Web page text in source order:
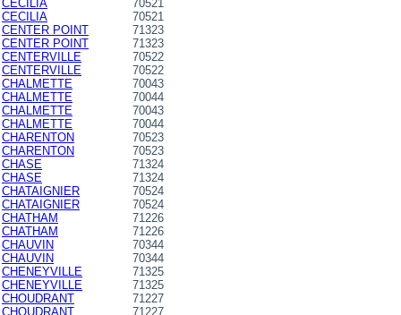
CECILIA
70521
CECILIA
70521
CENTER POINT
71323
CENTER POINT
71323
CENTERVILLE
70522
CENTERVILLE
70522
CHALMETTE
70043
CHALMETTE
70044
CHALMETTE
70043
CHALMETTE
70044
CHARENTON
70523
CHARENTON
70523
CHASE
71324
CHASE
71324
CHATAIGNIER
70524
CHATAIGNIER
70524
CHATHAM
71226
CHATHAM
71226
CHAUVIN
70344
CHAUVIN
70344
CHENEYVILLE
71325
CHENEYVILLE
71325
CHOUDRANT
71227
CHOUDRANT
71227